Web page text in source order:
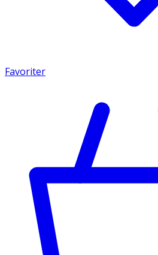
Favoriter